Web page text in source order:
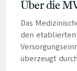
Über die
Das
den
überzeugt